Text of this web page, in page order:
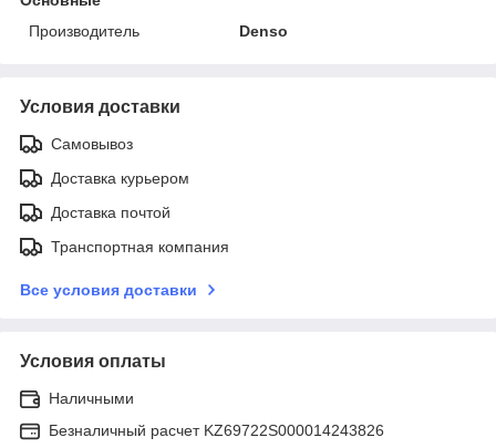
Производитель
Denso
Условия доставки
Самовывоз
Доставка курьером
Доставка почтой
Транспортная компания
Все условия доставки
Условия оплаты
Наличными
Безналичный расчет KZ69722S000014243826